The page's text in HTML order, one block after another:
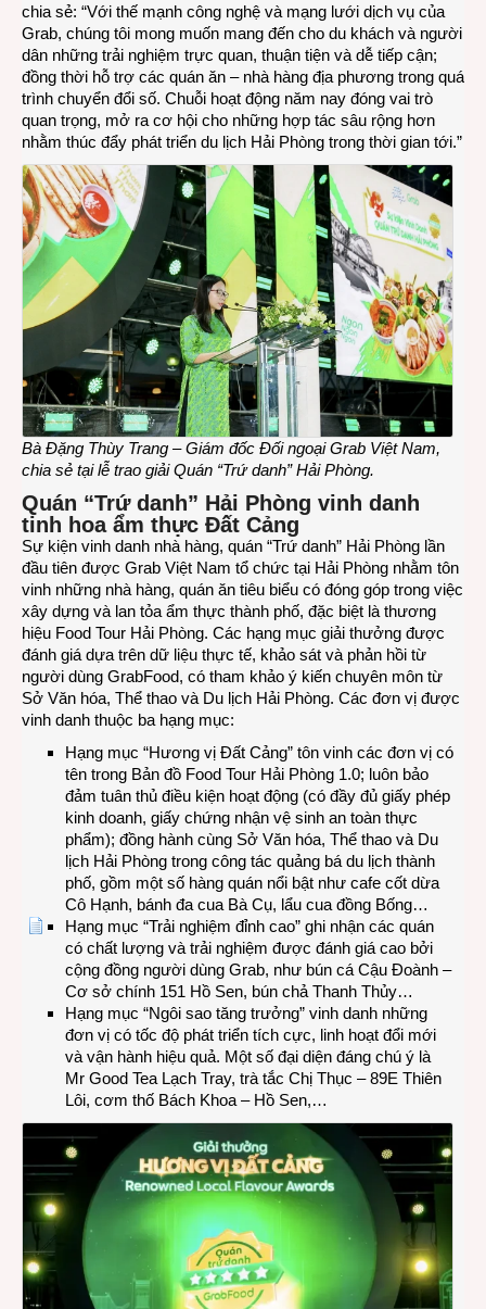
địa
chia sẻ: “Với thế mạnh công nghệ và mạng lưới dịch vụ của
Grab, chúng tôi mong muốn mang đến cho du khách và người
dân những trải nghiệm trực quan, thuận tiện và dễ tiếp cận;
đồng thời hỗ trợ các quán ăn – nhà hàng địa phương trong quá
trình chuyển đổi số. Chuỗi hoạt động năm nay đóng vai trò
quan trọng, mở ra cơ hội cho những hợp tác sâu rộng hơn
nhằm thúc đẩy phát triển du lịch Hải Phòng trong thời gian tới.”
Bà Đặng Thùy Trang – Giám đốc Đối ngoại Grab Việt Nam,
chia sẻ tại lễ trao giải Quán “Trứ danh” Hải Phòng.
Quán “Trứ danh” Hải Phòng vinh danh
tinh hoa ẩm thực Đất Cảng
Sự kiện vinh danh nhà hàng, quán “Trứ danh” Hải Phòng lần
đầu tiên được Grab Việt Nam tổ chức tại Hải Phòng nhằm tôn
vinh những nhà hàng, quán ăn tiêu biểu có đóng góp trong việc
xây dựng và lan tỏa ẩm thực thành phố, đặc biệt là thương
hiệu Food Tour Hải Phòng. Các hạng mục giải thưởng được
đánh giá dựa trên dữ liệu thực tế, khảo sát và phản hồi từ
người dùng GrabFood, có tham khảo ý kiến chuyên môn từ
Sở Văn hóa, Thể thao và Du lịch Hải Phòng. Các đơn vị được
vinh danh thuộc ba hạng mục:
Hạng mục “Hương vị Đất Cảng” tôn vinh các đơn vị có
tên trong Bản đồ Food Tour Hải Phòng 1.0; luôn bảo
đảm tuân thủ điều kiện hoạt động (có đầy đủ giấy phép
kinh doanh, giấy chứng nhận vệ sinh an toàn thực
phẩm); đồng hành cùng Sở Văn hóa, Thể thao và Du
lịch Hải Phòng trong công tác quảng bá du lịch thành
phố, gồm một số hàng quán nổi bật như cafe cốt dừa
Cô Hạnh, bánh đa cua Bà Cụ, lẩu cua đồng Bống…
Hạng mục “Trải nghiệm đỉnh cao” ghi nhận các quán
có chất lượng và trải nghiệm được đánh giá cao bởi
cộng đồng người dùng Grab, như bún cá Cậu Đoành –
Cơ sở chính 151 Hồ Sen, bún chả Thanh Thủy…
Hạng mục “Ngôi sao tăng trưởng” vinh danh những
đơn vị có tốc độ phát triển tích cực, linh hoạt đổi mới
và vận hành hiệu quả. Một số đại diện đáng chú ý là
Mr Good Tea Lạch Tray, trà tắc Chị Thục – 89E Thiên
Lôi, cơm thố Bách Khoa – Hồ Sen,…